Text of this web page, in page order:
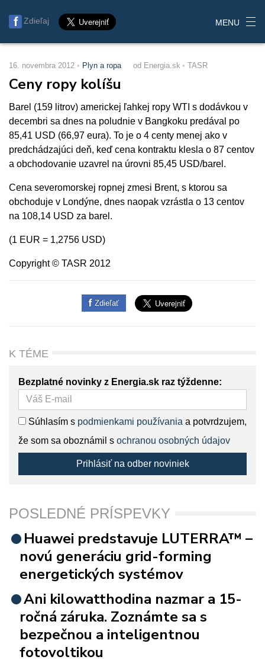
Zdieľaj MENU
16. novembra 2012 Plyn a ropa od Energia.sk TASR
Ceny ropy kolíšu
Barel (159 litrov) americkej ľahkej ropy WTI s dodávkou v
decembri sa dnes na poludnie v Bangkoku predával po
85,41 USD (66,97 eura). To je o 4 centy menej ako v
predchádzajúci deň, keď cena kontraktu klesla o 87 centov
a obchodovanie uzavrel na úrovni 85,45 USD/barel.
Cena severomorskej ropnej zmesi Brent, s ktorou sa
obchoduje v Londýne, dnes naopak vzrástla o 13 centov
na 108,14 USD za barel.
(1 EUR = 1,2756 USD)
Copyright © TASR 2012
Zdieľať
K TÉME
Bezplatné novinky z Energia.sk raz týždenne:
Súhlasím s podmienkami používania a potvrdzujem,
že som sa oboznámil s ochranou osobných údajov
Prihlásiť na odber noviniek
POSLEDNÉ PRÍSPEVKY
Huawei predstavuje LUTERRA™ –
novú generáciu grid-forming
energetických systémov
Ani kilowatthodina nazmar a 15-
ročná záruka. Zoznámte sa s
bezpečnou a inteligentnou
fotovoltikou